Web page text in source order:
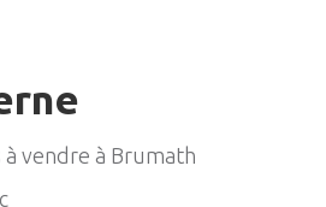
à vendre à Brumath